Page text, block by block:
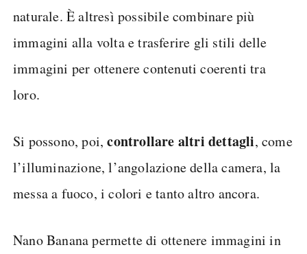
naturale. È altresì possibile combinare più
immagini alla volta e trasferire gli stili delle
immagini per ottenere contenuti coerenti tra
loro.
Si possono, poi,controllare altri dettagli, come
l’illuminazione, l’angolazione della camera, la
messa a fuoco, i colori e tanto altro ancora.
Nano Banana permette di ottenere immagini in